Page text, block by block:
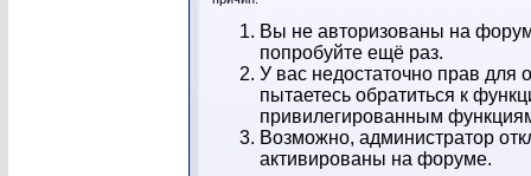
Вы не авторизованы на
попробуйте ещё раз.
У вас недостаточно прав
пытаетесь обратиться к
привилегированным
Возможно, администратор
активированы на форуме.